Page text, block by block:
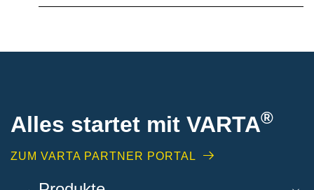
Alles startet mit VARTA®
ZUM VARTA PARTNER PORTAL